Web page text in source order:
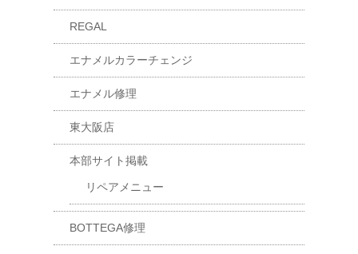
REGAL
エナメルカラーチェンジ
エナメル修理
東大阪店
本部サイト掲載
リペアメニュー
BOTTEGA修理